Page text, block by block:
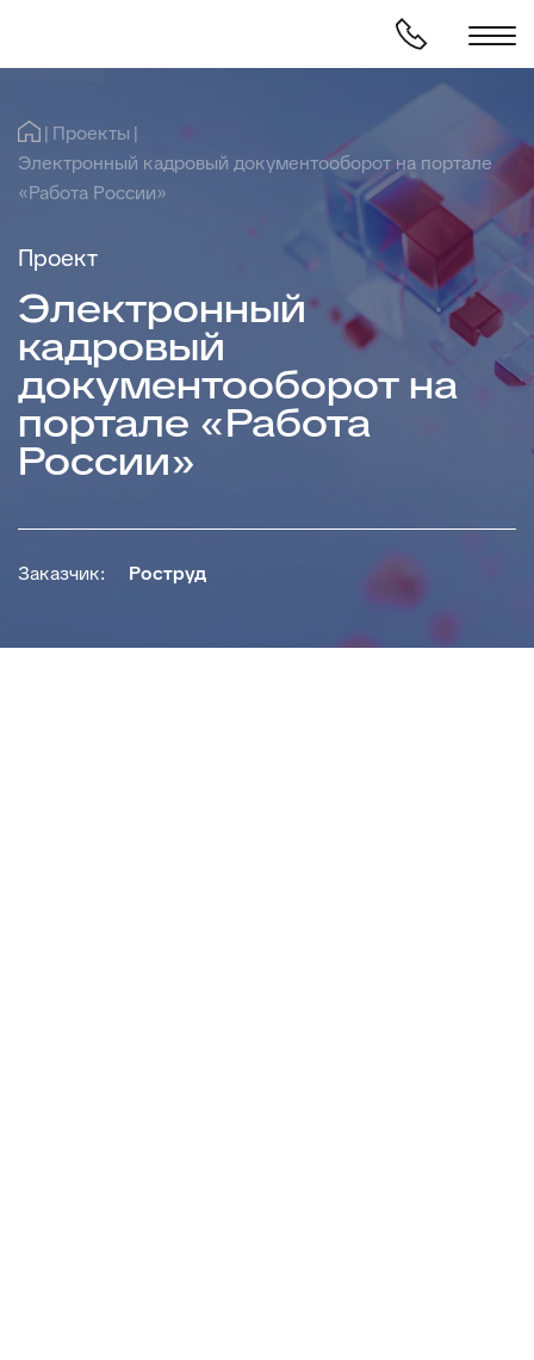
Проекты
Электронный кадровый документооборот на портале
«Работа России»
Проект
Электронный
кадровый
документооборот на
портале «Работа
России»
Заказчик: Роструд